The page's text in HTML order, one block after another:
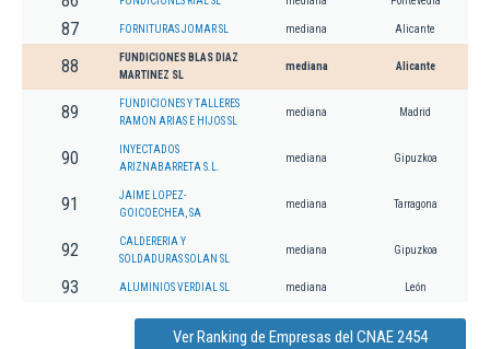
87 FORNITURAS JOMAR SL mediana Alicante
88
FUNDICIONES BLAS DIAZ
MARTINEZ SL
mediana Alicante
89
FUNDICIONES Y TALLERES
RAMON ARIAS E HIJOS SL
mediana Madrid
90
INYECTADOS
ARIZNABARRETA S.L.
mediana Gipuzkoa
91
JAIME LOPEZ-
GOICOECHEA, SA
mediana Tarragona
92
CALDERERIA Y
SOLDADURAS SOLAN SL
mediana Gipuzkoa
93 ALUMINIOS VERDIAL SL mediana León
Ver Ranking de Empresas del CNAE 2454